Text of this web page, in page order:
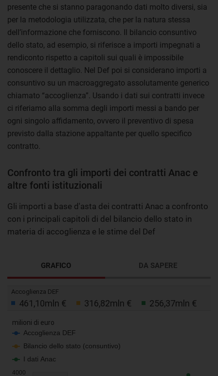
presente che si stanno paragonando dati molto diversi, sia
per la metodologia utilizzata, che per la natura stessa
dell’informazione che forniscono. Il bilancio consuntivo
dello stato, ad esempio, si riferisce a importi impegnati a
rendiconto rispetto a capitoli sui quali è impossibile
conoscere il dettaglio. Nel Def poi si considerano importi a
consuntivo su un macroaggregato assolutamente generico
chiamato “accoglienza”. Usando i dati sui contratti invece
ci riferiamo alla somma degli importi messi a bando per
ogni singolo affidamento, ovvero il preventivo di spesa
previsto dalla stazione appaltante per quello specifico
contratto.
Confronto tra gli importi dei contratti Anac e
altre fonti istituzionali
Gli importi a base d'asta dei contratti Anac a confronto
con i principali capitoli di del bilancio dello stato in
materia di accoglienza e le stime del Def
GRAFICO DA SAPERE